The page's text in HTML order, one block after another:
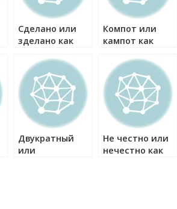
Сделано или
зделано как
Компот или
кампот как
Двукратный
или
Не честно или
нечестно как